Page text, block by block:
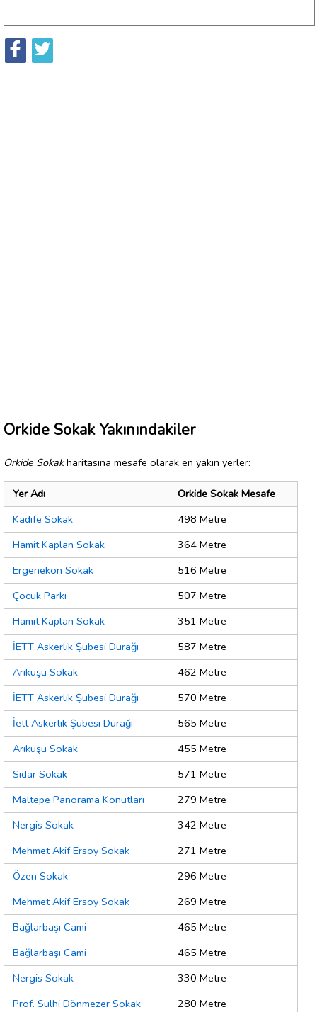
Orkide Sokak Yakınındakiler
Orkide Sokakharitasına mesafe olarak en yakın yerler:
Yer Adı
Orkide Sokak Mesafe
Kadife Sokak
498 Metre
Hamit Kaplan Sokak
364 Metre
Ergenekon Sokak
516 Metre
Çocuk Parkı
507 Metre
Hamit Kaplan Sokak
351 Metre
İETT Askerlik Şubesi Durağı
587 Metre
Arıkuşu Sokak
462 Metre
İETT Askerlik Şubesi Durağı
570 Metre
İett Askerlik Şubesi Durağı
565 Metre
Arıkuşu Sokak
455 Metre
Sidar Sokak
571 Metre
Maltepe Panorama Konutları
279 Metre
Nergis Sokak
342 Metre
Mehmet Akif Ersoy Sokak
271 Metre
Özen Sokak
296 Metre
Mehmet Akif Ersoy Sokak
269 Metre
Bağlarbaşı Cami
465 Metre
Bağlarbaşı Cami
465 Metre
Nergis Sokak
330 Metre
Prof. Sulhi Dönmezer Sokak
280 Metre